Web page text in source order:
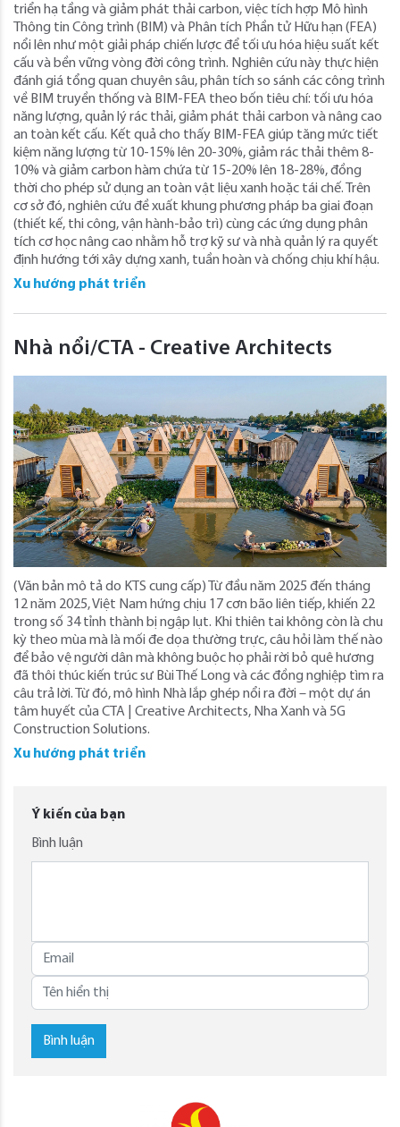
triển hạ tầng và giảm phát thải carbon, việc tích hợp Mô hình
Thông tin Công trình (BIM) và Phân tích Phần tử Hữu hạn (FEA)
nổi lên như một giải pháp chiến lược để tối ưu hóa hiệu suất kết
cấu và bền vững vòng đời công trình. Nghiên cứu này thực hiện
đánh giá tổng quan chuyên sâu, phân tích so sánh các công trình
về BIM truyền thống và BIM-FEA theo bốn tiêu chí: tối ưu hóa
năng lượng, quản lý rác thải, giảm phát thải carbon và nâng cao
an toàn kết cấu. Kết quả cho thấy BIM-FEA giúp tăng mức tiết
kiệm năng lượng từ 10-15% lên 20-30%, giảm rác thải thêm 8-
10% và giảm carbon hàm chứa từ 15-20% lên 18-28%, đồng
thời cho phép sử dụng an toàn vật liệu xanh hoặc tái chế. Trên
cơ sở đó, nghiên cứu đề xuất khung phương pháp ba giai đoạn
(thiết kế, thi công, vận hành-bảo trì) cùng các ứng dụng phân
tích cơ học nâng cao nhằm hỗ trợ kỹ sư và nhà quản lý ra quyết
định hướng tới xây dựng xanh, tuần hoàn và chống chịu khí hậu.
Xu hướng phát triển
Nhà nổi/CTA - Creative Architects
(Văn bản mô tả do KTS cung cấp) Từ đầu năm 2025 đến tháng
12 năm 2025, Việt Nam hứng chịu 17 cơn bão liên tiếp, khiến 22
trong số 34 tỉnh thành bị ngập lụt. Khi thiên tai không còn là chu
kỳ theo mùa mà là mối đe dọa thường trực, câu hỏi làm thế nào
để bảo vệ người dân mà không buộc họ phải rời bỏ quê hương
đã thôi thúc kiến ​​trúc sư Bùi Thế Long và các đồng nghiệp tìm ra
câu trả lời. Từ đó, mô hình Nhà lắp ghép nổi ra đời – một dự án
tâm huyết của CTA | Creative Architects, Nha Xanh và 5G
Construction Solutions.
Xu hướng phát triển
Ý kiến của bạn
Bình luận
Bình luận